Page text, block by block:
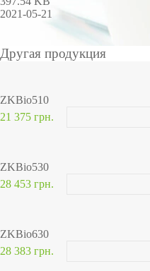
2021-05-21
Другая продукция
ZKBio510
21 375 грн.
ZKBio530
28 453 грн.
ZKBio630
28 383 грн.